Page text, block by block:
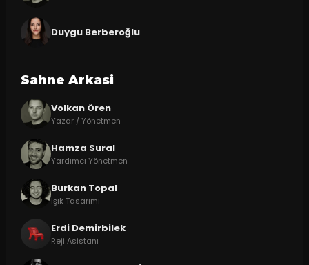
Duygu Berberoğlu
Sahne Arkasi
Volkan Ören
Yazar / Yönetmen
Hamza Sural
Yardımcı Yönetmen
Burkan Topal
Işık Tasarımı
Erdi Demirbilek
Reji Asistanı